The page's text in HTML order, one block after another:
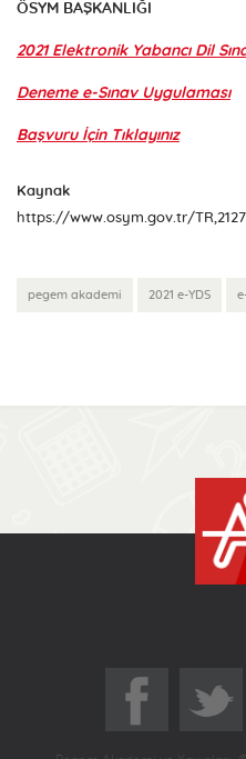
ÖSYM BAŞKANLIĞI
2021 Elektronik Yabancı Dil
Deneme e-Sınav Uygulaması
Başvuru İçin Tıklayınız
Kaynak
pegem akademi 2021 e-YDS